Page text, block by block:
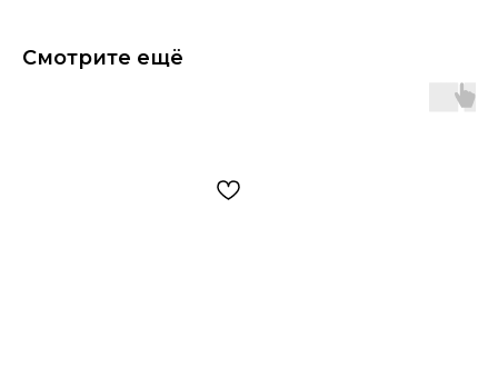
Смотрите ещё